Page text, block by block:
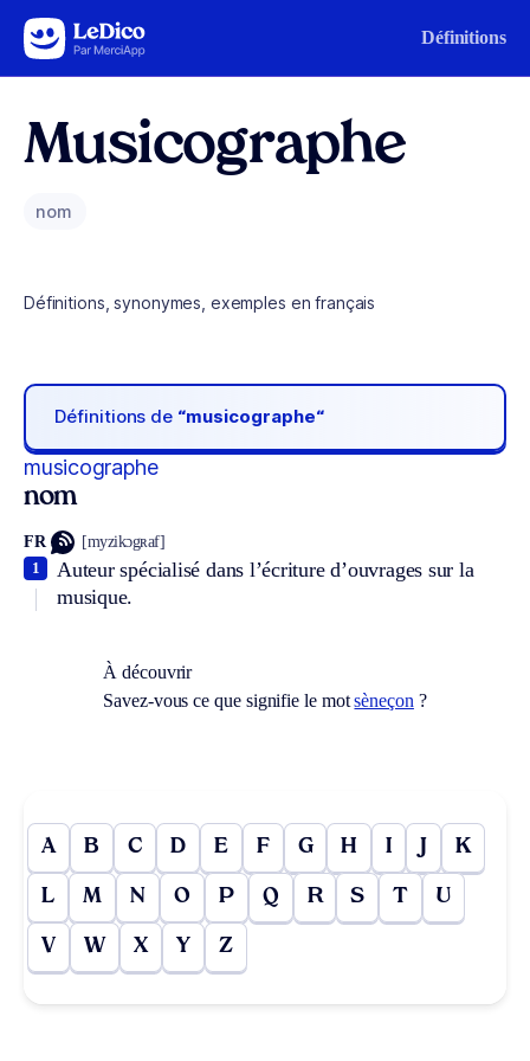
Aller au contenu Définitions
Musicographe
nom
Définitions, synonymes, exemples en français
Définitions de “musicographe“
musicographe
nom
FR [myzikɔgʀaf]
Auteur spécialisé dans l’écriture d’ouvrages sur la
musique.
1
À découvrir
Savez-vous ce que signifie le motsèneçon ?
A B C D E F G H I J K
L M N O P Q R S T U
V W X Y Z